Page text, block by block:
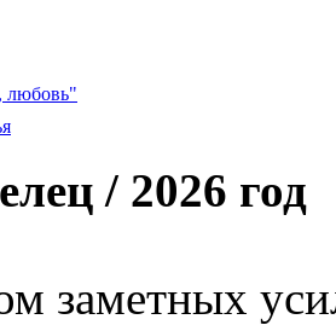
любовь"
/ 2026 год
заметных